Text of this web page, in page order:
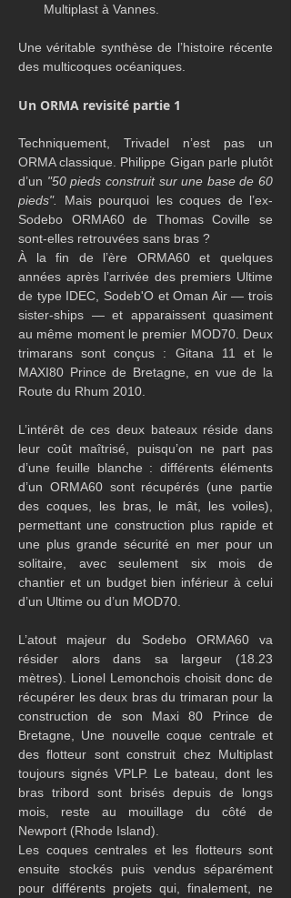
Multiplast à Vannes.
Une véritable synthèse de l’histoire récente
des multicoques océaniques.
Un ORMA revisité partie 1
Techniquement, Trivadel n’est pas un
ORMA classique. Philippe Gigan parle plutôt
d’un "50 pieds construit sur une base de 60
pieds". Mais pourquoi les coques de l’ex-
Sodebo ORMA60 de Thomas Coville se
sont-elles retrouvées sans bras ?
À la fin de l’ère ORMA60 et quelques
années après l’arrivée des premiers Ultime
de type IDEC, Sodeb'O et Oman Air — trois
sister-ships — et apparaissent quasiment
au même moment le premier MOD70. Deux
trimarans sont conçus : Gitana 11 et le
MAXI80 Prince de Bretagne, en vue de la
Route du Rhum 2010.
L’intérêt de ces deux bateaux réside dans
leur coût maîtrisé, puisqu’on ne part pas
d’une feuille blanche : différents éléments
d’un ORMA60 sont récupérés (une partie
des coques, les bras, le mât, les voiles),
permettant une construction plus rapide et
une plus grande sécurité en mer pour un
solitaire, avec seulement six mois de
chantier et un budget bien inférieur à celui
d’un Ultime ou d’un MOD70.
L’atout majeur du Sodebo ORMA60 va
résider alors dans sa largeur (18.23
mètres). Lionel Lemonchois choisit donc de
récupérer les deux bras du trimaran pour la
construction de son Maxi 80 Prince de
Bretagne, Une nouvelle coque centrale et
des flotteur sont construit chez Multiplast
toujours signés VPLP. Le bateau, dont les
bras tribord sont brisés depuis de longs
mois, reste au mouillage du côté de
Newport (Rhode Island).
Les coques centrales et les flotteurs sont
ensuite stockés puis vendus séparément
pour différents projets qui, finalement, ne